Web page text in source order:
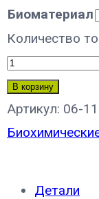
Биоматериал
Количество
В корзину
Артикул: 06-
Детали